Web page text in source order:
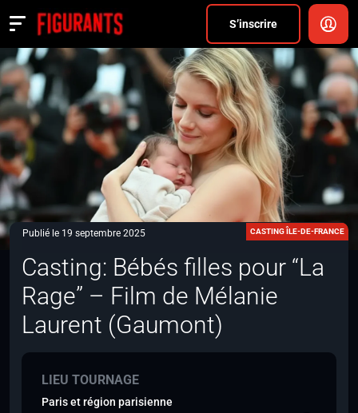
S’inscrire
Actualités
ANNONCER
FAQ
S’inscrire
CONNEXION
Publié le 19 septembre 2025 CASTING ÎLE-DE-FRANCE
Casting: Bébés filles pour “La
Rage” – Film de Mélanie
Laurent (Gaumont)
LIEU TOURNAGE
Paris et région parisienne